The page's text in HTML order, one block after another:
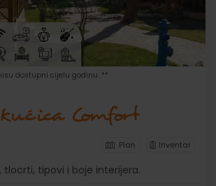
dostupni cijelu godinu. **
Comfort
Inventar
Plan
tlocrti, tipovi i boje interijera.